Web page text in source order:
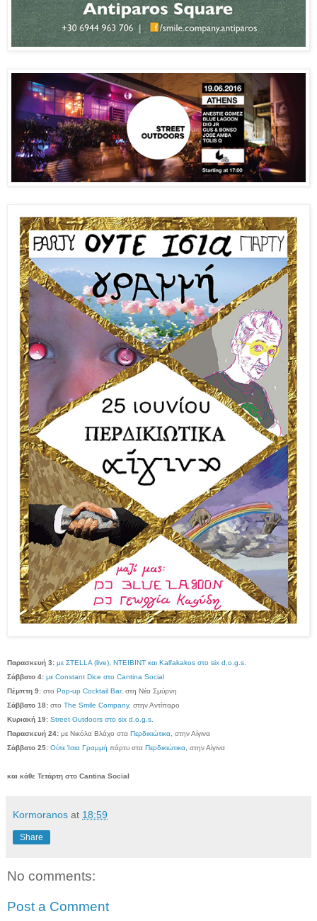
Παρασκευή 3: με ΣTELLA (live), NTEIBINT και Kalfakakos στο six d.o.g.s.
Σάββατο 4: με Constant Dice στο Cantina Social
Πέμπτη 9: στο Pop-up Cocktail Bar, στη Νέα Σμύρνη
Σάββατο 18: στο The Smile Company, στην Αντίπαρο
Κυριακή 19: Street Outdoors στο six d.o.g.s.
Παρασκευή 24: με Νικόλα Βλάχο στα Περδικιώτικα, στην Αίγινα
Σάββατο 25: Ούτε Ίσια Γραμμή πάρτυ στα Περδικιώτικα, στην Αίγινα
και κάθε Τετάρτη στο Cantina Social
Kormoranos at 18:59
Share
No comments:
Post a Comment